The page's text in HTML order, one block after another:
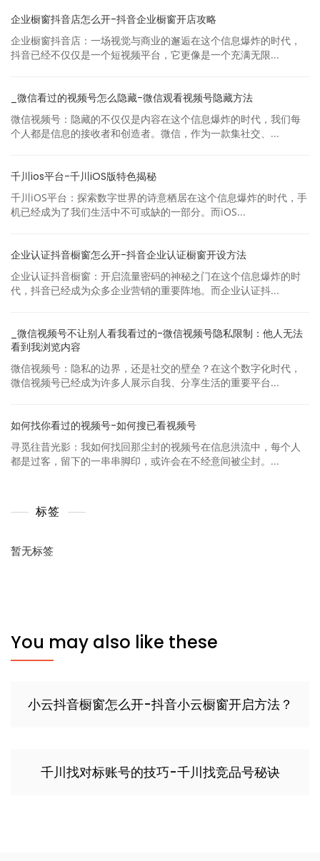
企业橱窗抖音店怎么开-抖音企业橱窗开店攻略
企业橱窗抖音店：一场视觉与商业的邂逅在这个信息爆炸的时代，
抖音已经不仅仅是一个短视频平台，它更像是一个充满无限...
_微信看过的视频号怎么隐藏-微信观看视频号隐藏方法
微信视频号：隐藏的不仅仅是内容在这个信息爆炸的时代，我们每
个人都是信息的接收者和创造者。微信，作为一款集社交、...
千川ios平台-千川iOS版特色揭秘
千川iOS平台：探索数字世界的诗意栖居在这个信息爆炸的时代，手
机已经成为了我们生活中不可或缺的一部分。而iOS...
企业认证抖音橱窗怎么开-抖音企业认证橱窗开设方法
企业认证抖音橱窗：开启流量密码的神秘之门在这个信息爆炸的时
代，抖音已经成为众多企业营销的重要阵地。而企业认证抖...
_微信视频号不让别人看我看过的-微信视频号隐私限制：他人无法
看到我浏览内容
微信视频号：隐私的边界，还是社交的壁垒？在这个数字化时代，
微信视频号已经成为许多人展示自我、分享生活的重要平台...
如何找你看过的视频号-如何搜已看视频号
寻觅往昔光影：我如何找回那尘封的视频号在信息洪流中，每个人
都是过客，留下的一串串脚印，或许会在不经意间被尘封。...
标签
暂无标签
You may also like these
小云抖音橱窗怎么开-抖音小云橱窗开启方法？
千川找对标账号的技巧-千川找竞品号秘诀